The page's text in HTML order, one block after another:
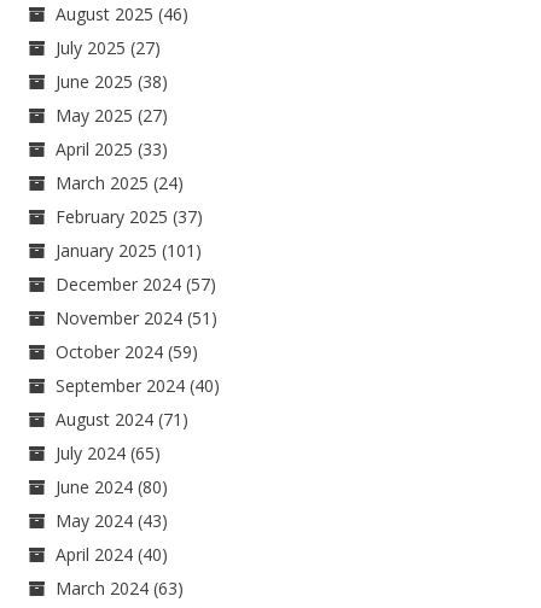
August 2025 (46)
July 2025 (27)
June 2025 (38)
May 2025 (27)
April 2025 (33)
March 2025 (24)
February 2025 (37)
January 2025 (101)
December 2024 (57)
November 2024 (51)
October 2024 (59)
September 2024 (40)
August 2024 (71)
July 2024 (65)
June 2024 (80)
May 2024 (43)
April 2024 (40)
March 2024 (63)